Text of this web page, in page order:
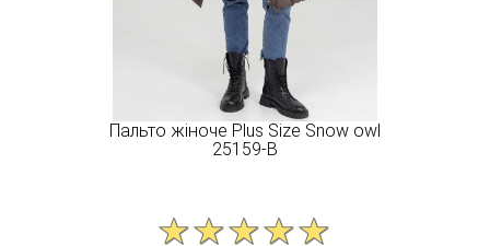
Пальто жіноче Plus Size Snow owl
25159-B